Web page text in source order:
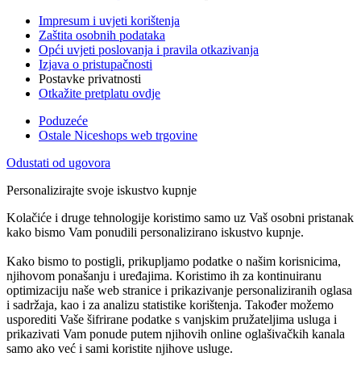
Impresum i uvjeti korištenja
Zaštita osobnih podataka
Opći uvjeti poslovanja i pravila otkazivanja
Izjava o pristupačnosti
Postavke privatnosti
Otkažite pretplatu ovdje
Poduzeće
Ostale Niceshops web trgovine
Odustati od ugovora
Personalizirajte svoje iskustvo kupnje
Kolačiće i druge tehnologije koristimo samo uz Vaš osobni pristanak
kako bismo Vam ponudili personalizirano iskustvo kupnje.
Kako bismo to postigli, prikupljamo podatke o našim korisnicima,
njihovom ponašanju i uređajima. Koristimo ih za kontinuiranu
optimizaciju naše web stranice i prikazivanje personaliziranih oglasa
i sadržaja, kao i za analizu statistike korištenja. Također možemo
usporediti Vaše šifrirane podatke s vanjskim pružateljima usluga i
prikazivati Vam ponude putem njihovih online oglašivačkih kanala
samo ako već i sami koristite njihove usluge.